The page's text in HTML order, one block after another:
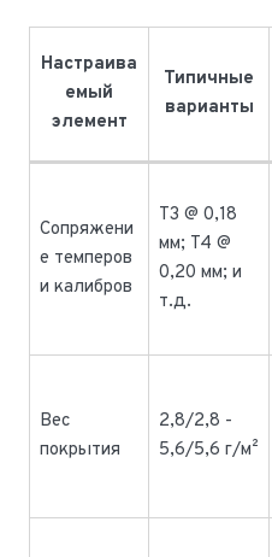
Настраива
емый
элемент
Типичные
варианты
Сопряжени
е темперов
и калибров
T3 @ 0,18
мм; T4 @
0,20 мм; и
т.д.
Вес
покрытия
2,8/2,8 -
5,6/5,6 г/м²